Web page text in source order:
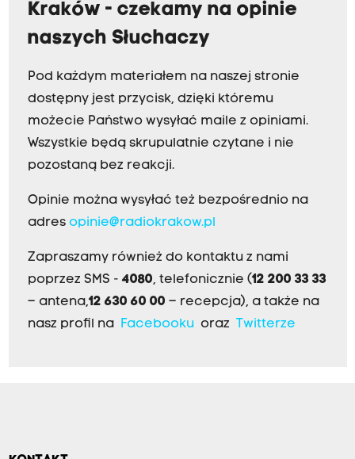
Kraków - czekamy na opinie
naszych Słuchaczy
Pod każdym materiałem na naszej stronie
dostępny jest przycisk, dzięki któremu
możecie Państwo wysyłać maile z opiniami.
Wszystkie będą skrupulatnie czytane i nie
pozostaną bez reakcji.
Opinie można wysyłać też bezpośrednio na
adres opinie@radiokrakow.pl
Zapraszamy również do kontaktu z nami
poprzez SMS - 4080, telefonicznie (12 200 33 33
– antena,12 630 60 00 – recepcja), a także na
nasz profil na Facebookuoraz Twitterze